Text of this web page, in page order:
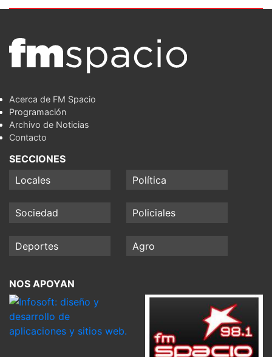
Acerca de FM Spacio
Programación
Archivo de Noticias
Contacto
SECCIONES
Locales
Política
Sociedad Policiales
Deportes Agro
NOS APOYAN